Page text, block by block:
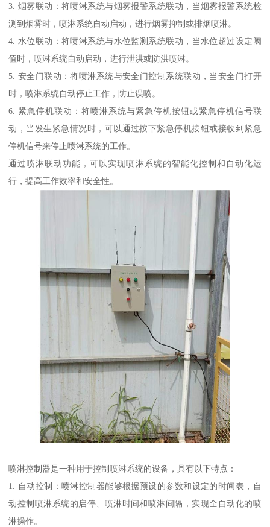
3. 烟雾联动：将喷淋系统与烟雾报警系统联动，当烟雾报警系统检
测到烟雾时，喷淋系统自动启动，进行烟雾抑制或排烟喷淋。
4. 水位联动：将喷淋系统与水位监测系统联动，当水位超过设定阈
值时，喷淋系统自动启动，进行泄洪或防洪喷淋。
5. 安全门联动：将喷淋系统与安全门控制系统联动，当安全门打开
时，喷淋系统自动停止工作，防止误喷。
6. 紧急停机联动：将喷淋系统与紧急停机按钮或紧急停机信号联
动，当发生紧急情况时，可以通过按下紧急停机按钮或接收到紧急
停机信号来停止喷淋系统的工作。
通过喷淋联动功能，可以实现喷淋系统的智能化控制和自动化运
行，提高工作效率和安全性。
喷淋控制器是一种用于控制喷淋系统的设备，具有以下特点：
1. 自动控制：喷淋控制器能够根据预设的参数和设定的时间表，自
动控制喷淋系统的启停、喷淋时间和喷淋间隔，实现全自动化的喷
淋操作。